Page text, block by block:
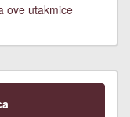
ove utakmice